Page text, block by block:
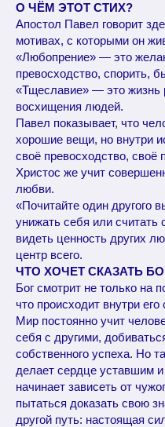
О ЧЁМ ЭТОТ СТИХ?
Апостол Павел говорит
мотивах, с которыми он
«Любопрение» — это
превосходство, спорить,
«Тщеславие» — это жизнь
восхищения людей.
Павел показывает, что
хорошие вещи, но внутри
своё превосходство, своё
Христос же учит
любви.
«Почитайте один другого
унижать себя или считать
видеть ценность других
центр всего.
ЧТО ХОЧЕТ СКАЗАТЬ
Бог смотрит не только на
что происходит внутри его
Мир постоянно учит
себя с другими,
собственного успеха. Но
делает сердце уставшим
начинает зависеть от
пытаться доказать свою
другой путь: настоящая